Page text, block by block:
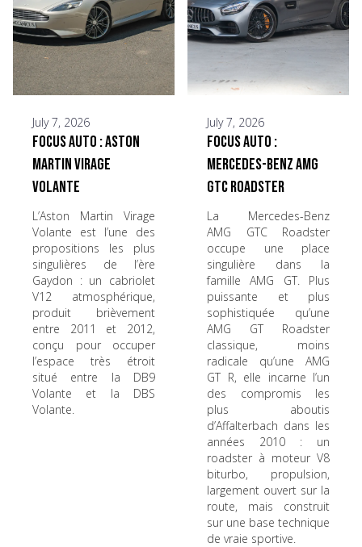
July 7, 2026
Focus Auto : Aston
Martin Virage
Volante
L’Aston Martin Virage
Volante est l’une des
propositions les plus
singulières de l’ère
Gaydon : un cabriolet
V12 atmosphérique,
produit brièvement
entre 2011 et 2012,
conçu pour occuper
l’espace très étroit
situé entre la DB9
Volante et la DBS
Volante.
July 7, 2026
Focus Auto :
Mercedes-Benz AMG
GTC Roadster
La Mercedes-Benz
AMG GTC Roadster
occupe une place
singulière dans la
famille AMG GT. Plus
puissante et plus
sophistiquée qu’une
AMG GT Roadster
classique, moins
radicale qu’une AMG
GT R, elle incarne l’un
des compromis les
plus aboutis
d’Affalterbach dans les
années 2010 : un
roadster à moteur V8
biturbo, propulsion,
largement ouvert sur la
route, mais construit
sur une base technique
de vraie sportive.